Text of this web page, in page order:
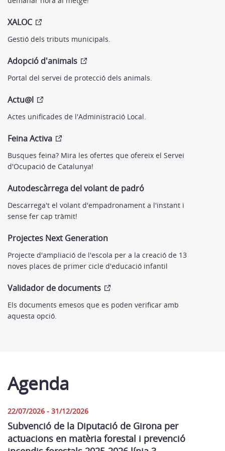
XALOC
Gestió dels tributs municipals.
Adopció d'animals
Portal del servei de protecció dels animals.
Actu@l
Actes unificades de l'Administració Local.
Feina Activa
Busques feina? Mira les ofertes que ofereix el Servei
d'Ocupació de Catalunya!
Autodescàrrega del volant de padró
Descarrega't el volant d'empadronament a l'instant i
sense fer cap tràmit!
Projectes Next Generation
Projecte d'ampliació de l'escola per a la creació de 13
noves places de primer cicle d'educació infantil
Validador de documents
Els documents emesos que es poden verificar amb
aquesta opció.
Agenda
22/07/2026 - 31/12/2026
Subvenció de la Diputació de Girona per
actuacions en matèria forestal i prevenció